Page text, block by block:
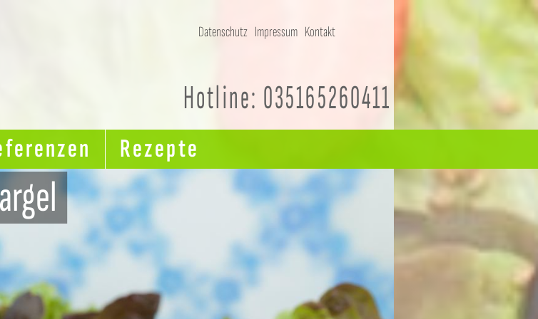
Datenschutz Impressum Kontakt
Hotline: 035165260411
Rezepte